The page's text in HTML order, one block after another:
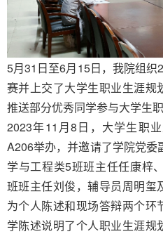
5月31 日至6月15日，我院组织
赛并上交了大学生职业生涯规
推送部分优秀同学参与大学生
2023年11 月8日，大学生职
A206举办，并邀请了学院党委
学与工程类5班班主任任康梓
班班主任刘俊，辅导员周明玺
为个人陈述和现场答辩两个环
学陈述说明了个人职业生涯